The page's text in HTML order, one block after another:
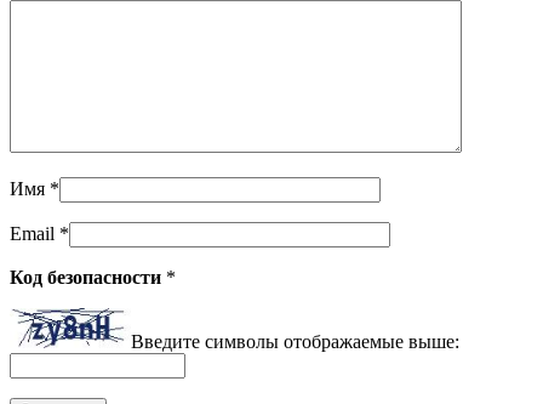
Имя *
Email *
Код безопасности *
Введите символы отображаемые выше: